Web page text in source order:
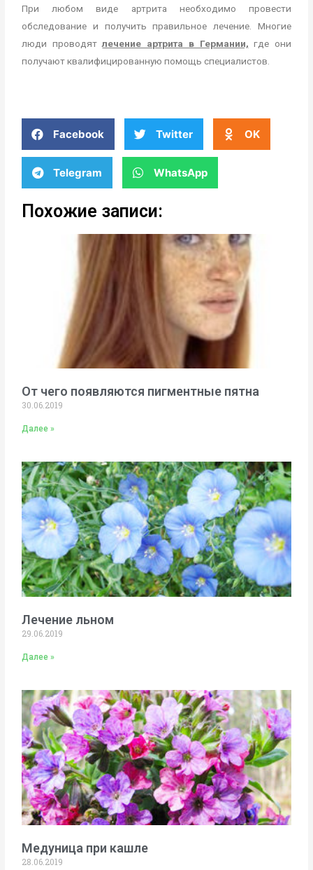
При любом виде артрита необходимо провести
обследование и получить правильное лечение. Многие
люди проводятлечение артрита в Германии, где они
получают квалифицированную помощь специалистов.
Facebook Twitter OK
Telegram WhatsApp
Похожие записи:
От чего появляются пигментные пятна
30.06.2019
Далее »
Лечение льном
29.06.2019
Далее »
Медуница при кашле
28.06.2019